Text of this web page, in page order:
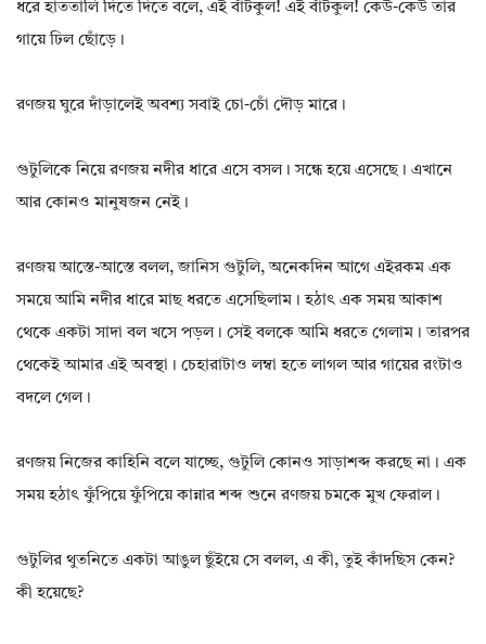
ধরে হাততালি দিতে দিতে বলে, এই বাঁটকুল! এই বাঁটকুল! কেউ-কেউ তার
গায়ে ঢিল ছোঁড়ে।
রণজয় ঘুরে দাঁড়ালেই অবশ্য সবাই চো-চোঁ দৌড় মারে।
গুটুলিকে নিয়ে রণজয় নদীর ধারে এসে বসল। সন্ধে হয়ে এসেছে। এখানে
আর কোনও মানুষজন নেই।
রণজয় আস্তে-আস্তে বলল, জানিস গুটুলি, অনেকদিন আগে এইরকম এক
সময়ে আমি নদীর ধারে মাছ ধরতে এসেছিলাম। হঠাৎ এক সময় আকাশ
থেকে একটা সাদা বল খসে পড়ল। সেই বলকে আমি ধরতে গেলাম। তারপর
থেকেই আমার এই অবস্থা। চেহারাটাও লম্বা হতে লাগল আর গায়ের রংটাও
বদলে গেল।
রণজয় নিজের কাহিনি বলে যাচ্ছে, গুটুলি কোনও সাড়াশব্দ করছে না। এক
সময় হঠাৎ ফুঁপিয়ে ফুঁপিয়ে কান্নার শব্দ শুনে রণজয় চমকে মুখ ফেরাল।
গুটুলির থুতনিতে একটা আঙুল ছুঁইয়ে সে বলল, এ কী, তুই কাঁদছিস কেন?
কী হয়েছে?